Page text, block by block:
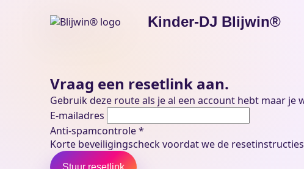
Kinder-DJ Blijwin®
Vraag een resetlink aan.
Gebruik deze route als je al een account hebt maar
E-mailadres
Anti-spamcontrole *
Korte beveiligingscheck voordat we de
Stuur resetlink